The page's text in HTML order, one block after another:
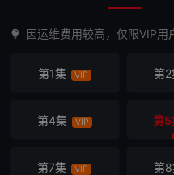
因运维费用较高，仅限VIP用
第1集 VIP 第
第4集 VIP 第5
第7集 VIP 第